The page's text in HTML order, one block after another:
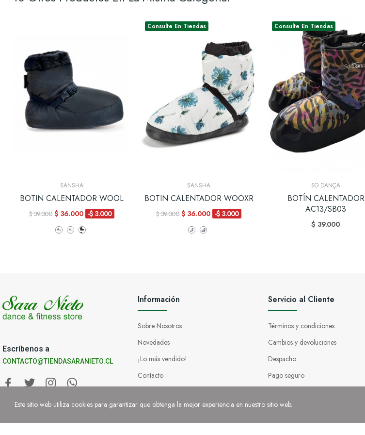
SANSHA
BOTIN CALENTADOR WOOL
$ 39.000 $ 36.000 -$ 3.000
Consulte En Tiendas
SANSHA
BOTIN CALENTADOR WOOXR
$ 39.000 $ 36.000 -$ 3.000
Consulte En Tiendas
SO DANÇA
BOTÍN CALENTADOR
AC13/SB03
$ 39.000
Escríbenos a
CONTACTO@TIENDASARANIETO.CL
Información
Sobre Nosotros
Novedades
¡Lo más vendido!
Contacto
Servicio al Cliente
Términos y condiciones
Cambios y devoluciones
Despacho
Pago seguro
Este sitio web utiliza cookies para garantizar que obtenga la mejor experiencia en nuestro sitio web.